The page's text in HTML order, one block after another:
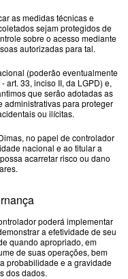
as medidas técnicas e
sejam protegidos de
sobre o acesso mediante
autorizadas para tal.
(poderão eventualmente
art. 33, inciso II, da LGPD) e,
que serão adotadas as
administrativas para proteger
ou ilícitas.
no papel de controlador
nacional e ao titular a
acarretar risco ou dano
poderá implementar
a efetividade de seu
quando apropriado, em
de suas operações, bem
probabilidade e a gravidade
dos dados.